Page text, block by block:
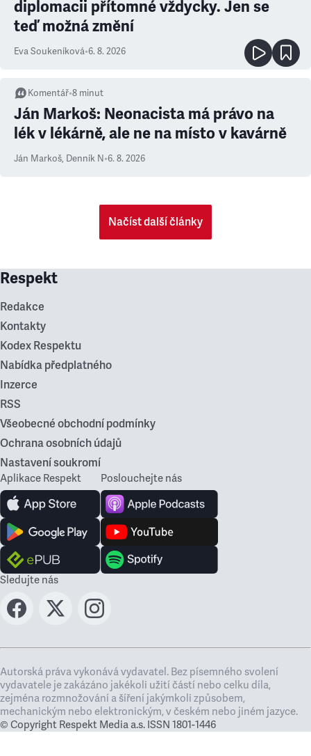
diplomacii přítomné vždycky. Jen se
teď možná změní
Eva Soukeníková•6. 8. 2026
Komentář•8 minut
Ján Markoš: Neonacista má právo na
lék v lékárně, ale ne na místo v kavárně
Ján Markoš, Denník N•6. 8. 2026
Načíst další články
Respekt
Redakce
Kontakty
Kodex Respektu
Nabídka předplatného
Inzerce
RSS
Všeobecné obchodní podmínky
Ochrana osobních údajů
Nastavení soukromí
Aplikace Respekt Poslouchejte nás
Sledujte nás
Autorská práva vykonává vydavatel. Bez písemného svolení
vydavatele je zakázáno jakékoli užití částí nebo celku díla,
zejména rozmnožování a šíření jakýmkoli způsobem,
mechanickým nebo elektronickým, v českém nebo jiném jazyce.
© Copyright Respekt Media a.s. ISSN 1801-1446